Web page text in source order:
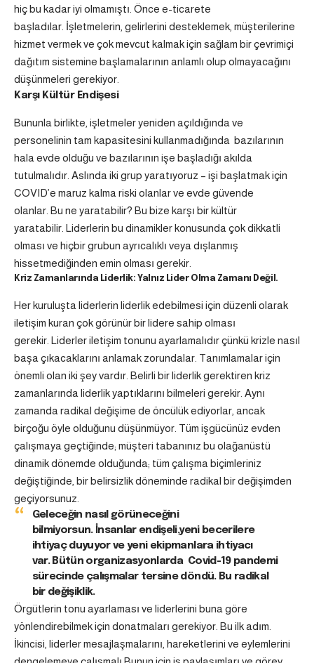
hiç bu kadar iyi olmamıştı. Önce e-ticarete
başladılar. İşletmelerin, gelirlerini desteklemek, müşterilerine
hizmet vermek ve çok mevcut kalmak için sağlam bir çevrimiçi
dağıtım sistemine başlamalarının anlamlı olup olmayacağını
düşünmeleri gerekiyor.
Karşı Kültür Endişesi
Bununla birlikte, işletmeler yeniden açıldığında ve
personelinin tam kapasitesini kullanmadığında bazılarının
hala evde olduğu ve bazılarının işe başladığı akılda
tutulmalıdır. Aslında iki grup yaratıyoruz – işi başlatmak için
COVID’e maruz kalma riski olanlar ve evde güvende
olanlar. Bu ne yaratabilir? Bu bize karşı bir kültür
yaratabilir. Liderlerin bu dinamikler konusunda çok dikkatli
olması ve hiçbir grubun ayrıcalıklı veya dışlanmış
hissetmediğinden emin olması gerekir.
Kriz Zamanlarında Liderlik: Yalnız Lider Olma Zamanı Değil.
Her kuruluşta liderlerin liderlik edebilmesi için düzenli olarak
iletişim kuran çok görünür bir lidere sahip olması
gerekir. Liderler iletişim tonunu ayarlamalıdır çünkü krizle nasıl
başa çıkacaklarını anlamak zorundalar. Tanımlamalar için
önemli olan iki şey vardır. Belirli bir liderlik gerektiren kriz
zamanlarında liderlik yaptıklarını bilmeleri gerekir. Aynı
zamanda radikal değişime de öncülük ediyorlar, ancak
birçoğu öyle olduğunu düşünmüyor. Tüm işgücünüz evden
çalışmaya geçtiğinde; müşteri tabanınız bu olağanüstü
dinamik dönemde olduğunda; tüm çalışma biçimleriniz
değiştiğinde, bir belirsizlik döneminde radikal bir değişimden
geçiyorsunuz.
Geleceğin nasıl görüneceğini
bilmiyorsun. İnsanlar endişeli,yeni becerilere
ihtiyaç duyuyor ve yeni ekipmanlara ihtiyacı
var. Bütün organizasyonlarda Covid-19 pandemi
sürecinde çalışmalar tersine döndü. Bu radikal
bir değişiklik.
Örgütlerin tonu ayarlaması ve liderlerini buna göre
yönlendirebilmek için donatmaları gerekiyor. Bu ilk adım.
İkincisi, liderler mesajlaşmalarını, hareketlerini ve eylemlerini